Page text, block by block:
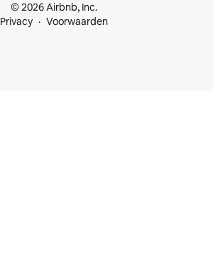
© 2026 Airbnb, Inc.
Privacy
Voorwaarden